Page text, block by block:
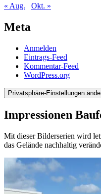
« Aug.
Okt. »
Meta
Anmelden
Eintrags-Feed
Kommentar-Feed
WordPress.org
Privatsphäre-Einstellungen
Impressionen
Mit dieser Bilderserien wird
das Gelände nachhaltig